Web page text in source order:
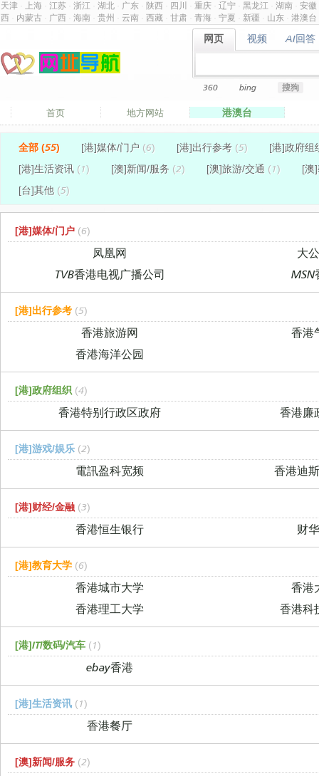
天津 上海 江苏 浙江 湖北 广东 陕西 四川 重庆 辽宁 黑龙江 湖南 安徽
西
内蒙古 广西 海南 贵州 云南 西藏 甘肃 青海 宁夏 新疆 山东 港澳台
网页
网页 视频
视频 AI回答
AI回答
360 bing 搜狗
首页 地方网站 港澳台
全部 (55) [港]媒体/门户 (6) [港]出行参考 (5)
[港]政府组
[港]生活资讯 (1) [澳]新闻/服务 (2) [澳]旅游/交通 (1)
[澳
[台]其他 (5)
[港]媒体/门户 (6)
凤凰网
大
TVB香港电视广播公司
MSN
[港]出行参考 (5)
香港旅游网
香港
香港海洋公园
[港]政府组织 (4)
香港特别行政区政府 香港廉
[港]游戏/娱乐 (2)
電訊盈科宽频 香港迪
[港]财经/金融 (3)
香港恒生银行 财
[港]教育大学 (6)
香港城市大学
香港
香港理工大学
香港科
[港]IT/数码/汽车 (1)
ebay香港
[港]生活资讯 (1)
香港餐厅
[澳]新闻/服务 (2)